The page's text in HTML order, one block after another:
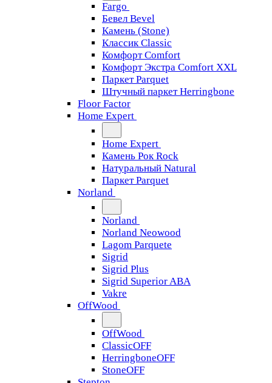
Fargo
Бевел Bevel
Камень (Stone)
Классик Classic
Комфорт Comfort
Комфорт Экстра Comfort XXL
Паркет Parquet
Штучный паркет Herringbone
Floor Factor
Home Expert
Home Expert
Камень Рок Rock
Натуральный Natural
Паркет Parquet
Norland
Norland
Norland Neowood
Lagom Parquete
Sigrid
Sigrid Plus
Sigrid Superior ABA
Vakre
OffWood
OffWood
ClassicOFF
HerringboneOFF
StoneOFF